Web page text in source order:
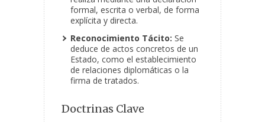
formal, escrita o verbal, de forma
explícita y directa.
Reconocimiento Tácito: Se
deduce de actos concretos de un
Estado, como el establecimiento
de relaciones diplomáticas o la
firma de tratados.
Doctrinas Clave